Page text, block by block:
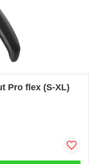
Pro flex (S-XL)